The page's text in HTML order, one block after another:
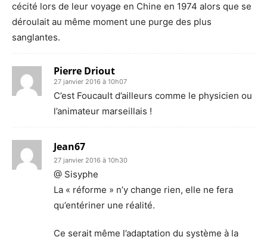
cécité lors de leur voyage en Chine en 1974 alors que se
déroulait au même moment une purge des plus
sanglantes.
Pierre Driout
27 janvier 2016 à 10h07
C’est Foucault d’ailleurs comme le physicien ou
l’animateur marseillais !
Jean67
27 janvier 2016 à 10h30
@ Sisyphe
La « réforme » n’y change rien, elle ne fera
qu’entériner une réalité.
Ce serait même l’adaptation du système à la